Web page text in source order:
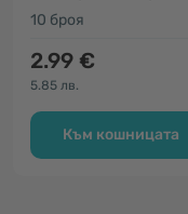
10 броя
2.99 €
5.85 лв.
Към кошницата